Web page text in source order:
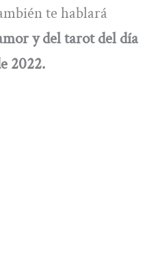
te hablará
y del tarot del día
2022.